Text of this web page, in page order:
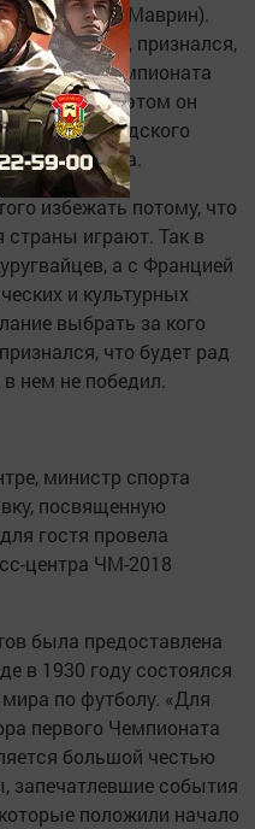
Арсений Маврин).
Касерес, признался,
игру Чемпионата
Об этом он
городского
Татарстана.
избежать потому, что
играют. Так в
а с Францией
и культурных
выбрать за кого
что будет рад
нем не победил.
министр спорта
посвященную
гостя провела
центра ЧМ-2018
была предоставлена
в 1930 году состоялся
по футболу. «Для
первого Чемпионата
большой честью
запечатлевшие события
положили начало